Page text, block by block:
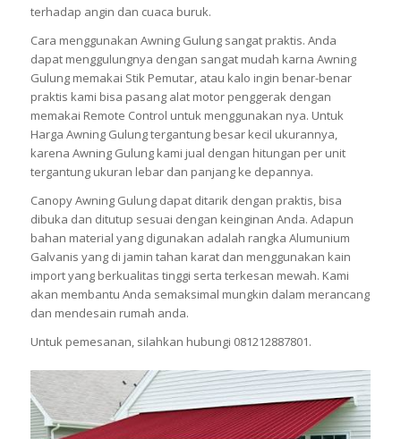
terhadap angin dan cuaca buruk.
Cara menggunakan Awning Gulung sangat praktis. Anda
dapat menggulungnya dengan sangat mudah karna Awning
Gulung memakai Stik Pemutar, atau kalo ingin benar-benar
praktis kami bisa pasang alat motor penggerak dengan
memakai Remote Control untuk menggunakan nya. Untuk
Harga Awning Gulung tergantung besar kecil ukurannya,
karena Awning Gulung kami jual dengan hitungan per unit
tergantung ukuran lebar dan panjang ke depannya.
Canopy Awning Gulung dapat ditarik dengan praktis, bisa
dibuka dan ditutup sesuai dengan keinginan Anda. Adapun
bahan material yang digunakan adalah rangka Alumunium
Galvanis yang di jamin tahan karat dan menggunakan kain
import yang berkualitas tinggi serta terkesan mewah. Kami
akan membantu Anda semaksimal mungkin dalam merancang
dan mendesain rumah anda.
Untuk pemesanan, silahkan hubungi 081212887801.